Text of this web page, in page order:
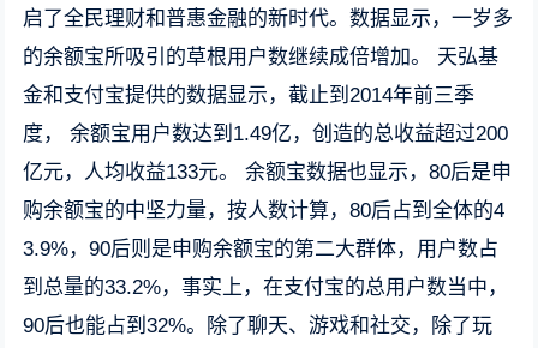
启了全民理财和普惠金融的新时代。数据显示，一岁多
的余额宝所吸引的草根用户数继续成倍增加。 天弘基
金和支付宝提供的数据显示，截止到2014年前三季
度， 余额宝用户数达到1.49亿，创造的总收益超过200
亿元，人均收益133元。 余额宝数据也显示，80后是申
购余额宝的中坚力量，按人数计算，80后占到全体的4
3.9%，90后则是申购余额宝的第二大群体，用户数占
到总量的33.2%，事实上，在支付宝的总用户数当中，
90后也能占到32%。除了聊天、游戏和社交，除了玩